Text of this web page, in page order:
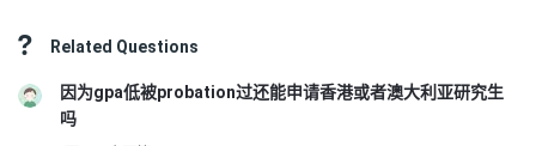
Related Questions
因为gpa低被probation过还能申请香港或者澳大利亚研究生
吗